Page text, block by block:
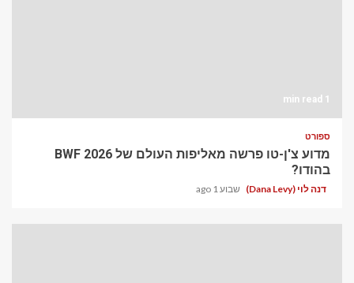
1 min read
ספורט
מדוע צ'ן-טו פרשה מאליפות העולם של BWF 2026
בהודו?
דנה לוי (Dana Levy) שבוע 1 ago